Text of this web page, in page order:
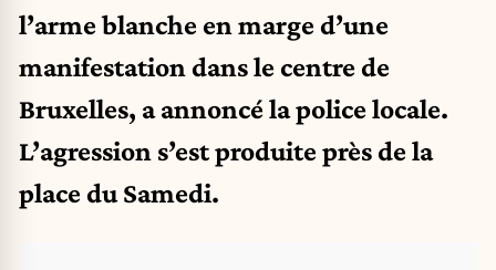
l’arme blanche en marge d’une
manifestation dans le centre de
Bruxelles, a annoncé la police locale.
L’agression s’est produite près de la
place du Samedi.